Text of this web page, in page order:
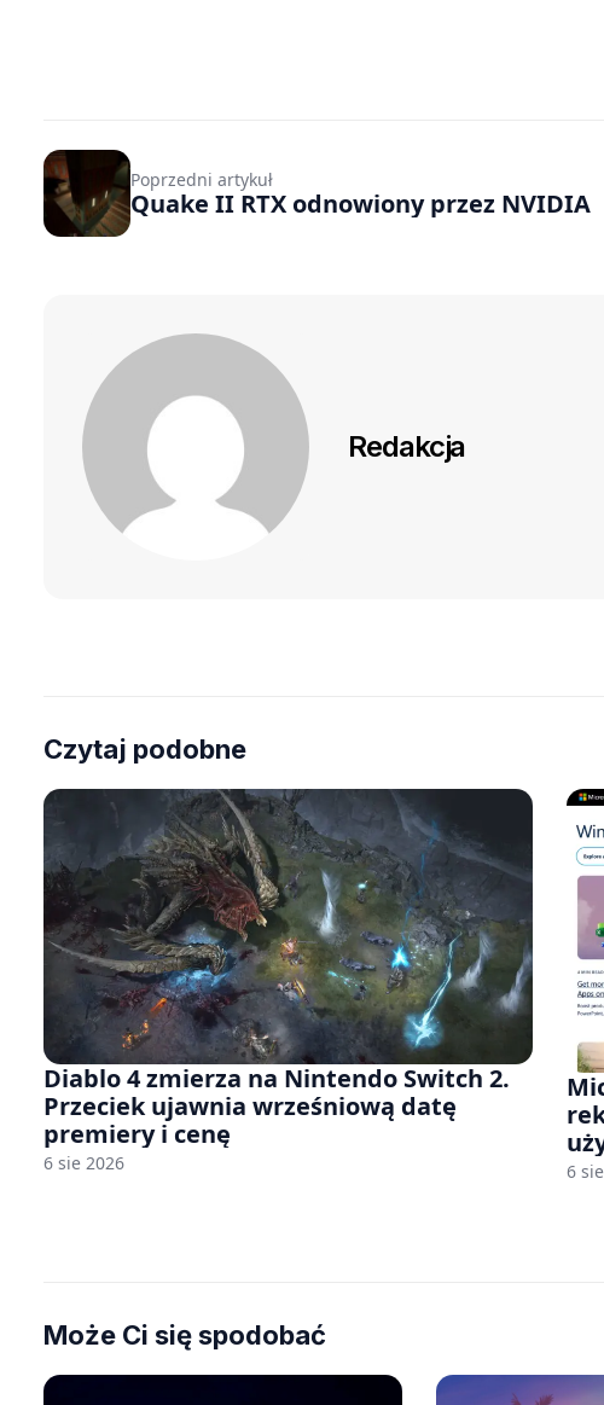
Poprzedni artykuł
Quake II RTX odnowiony przez NVIDIA
Redakcja
Czytaj podobne
Diablo 4 zmierza na Nintendo Switch 2.
Przeciek ujawnia wrześniową datę
premiery i cenę
6 sie 2026 6
Może Ci się spodobać